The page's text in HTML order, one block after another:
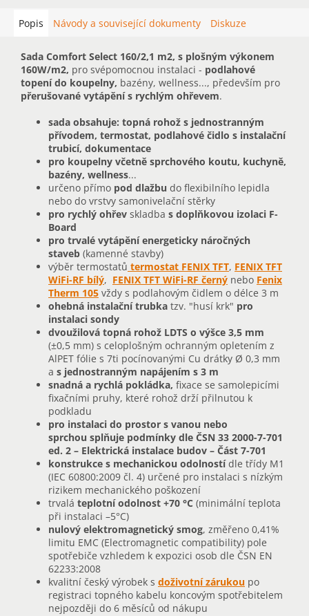
Popis Návody a související dokumenty Diskuze
Sada Comfort Select 160/2,1 m2, s plošným výkonem
160W/m2, pro svépomocnou instalaci - podlahové
topení do koupelny, bazény, wellness..., především pro
přerušované vytápění s rychlým ohřevem.
sada obsahuje: topná rohož s jednostranným
přívodem, termostat, podlahové čidlo s instalační
trubicí, dokumentace
pro koupelny včetně sprchového koutu, kuchyně,
bazény, wellness...
určeno přímo pod dlažbu do flexibilního lepidla
nebo do vrstvy samonivelační stěrky
pro rychlý ohřev skladba s doplňkovou izolaci F-
Board
pro trvalé vytápění energeticky náročných
staveb (kamenné stavby)
výběr termostatů termostat FENIX TFT, FENIX TFT
WiFi-RF bílý, FENIX TFT WiFi-RF černý nebo Fenix
Therm 105 vždy s podlahovým čidlem o délce 3 m
ohebná instalační trubka tzv. "husí krk" pro
instalaci sondy
dvoužilová topná rohož LDTS o výšce 3,5 mm
(±0,5 mm) s celoplošným ochranným opletením z
AlPET fólie s 7ti pocínovanými Cu drátky Ø 0,3 mm
a s jednostranným napájením s 3 m
snadná a rychlá pokládka, fixace se samolepicími
fixačními pruhy, které rohož drží přilnutou k
podkladu
pro instalaci do prostor s vanou nebo
sprchou splňuje podmínky dle ČSN 33 2000-7-701
ed. 2 – Elektrická instalace budov – Část 7-701
konstrukce s mechanickou odolnostídle třídy M1
(IEC 60800:2009 čl. 4) určené pro instalaci s nízkým
rizikem mechanického poškození
trvalá teplotní odolnost +70 °C (minimální teplota
při instalaci –5°C)
nulový elektromagnetický smog, změřeno 0,41%
limitu EMC (Electromagnetic compatibility) pole
spotřebiče vzhledem k expozici osob dle ČSN EN
62233:2008
kvalitní český výrobek s doživotní zárukou po
registraci topného kabelu koncovým spotřebitelem
nejpozději do 6 měsíců od nákupu